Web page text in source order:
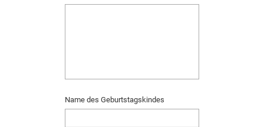
Name des Geburtstagskindes